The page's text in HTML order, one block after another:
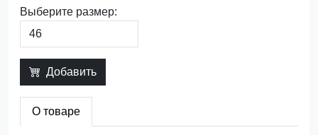
Выберите размер:
Добавить
О товаре